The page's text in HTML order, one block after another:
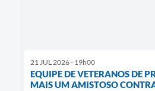
21 JUL 2026 - 19h00
EQUIPE DE VETERANOS DE
MAIS UM AMISTOSO